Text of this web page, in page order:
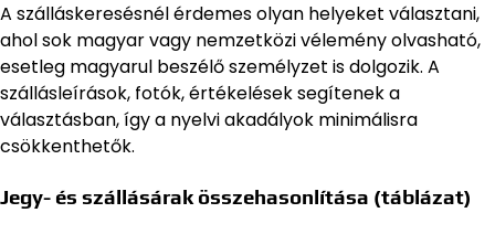
A szálláskeresésnél érdemes olyan helyeket választani,
ahol sok magyar vagy nemzetközi vélemény olvasható,
esetleg magyarul beszélő személyzet is dolgozik. A
szállásleírások, fotók, értékelések segítenek a
választásban, így a nyelvi akadályok minimálisra
csökkenthetők.
Jegy- és szállásárak összehasonlítása (táblázat)